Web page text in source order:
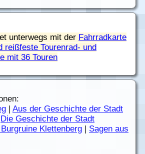
unterwegs mit der Fahrradkarte
reißfeste Tourenrad- und
mit 36 Touren
Aus der Geschichte der Stadt
Die Geschichte der Stadt
Burgruine Klettenberg
Sagen aus